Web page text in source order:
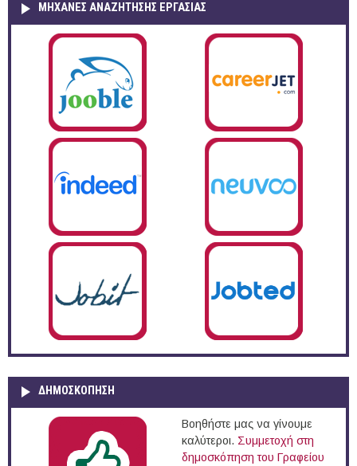
ΜΗΧΑΝΕΣ ΑΝΑΖΗΤΗΣΗΣ ΕΡΓΑΣΙΑΣ
ΔΗΜΟΣΚΌΠΗΣΗ
Βοηθήστε μας να γίνουμε
καλύτεροι. Συμμετοχή στη
δημοσκόπηση του Γραφείου